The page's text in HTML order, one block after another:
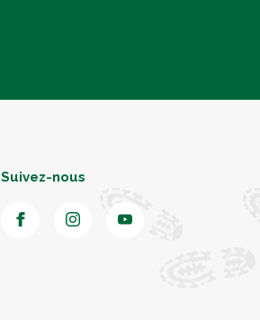
Suivez-nous